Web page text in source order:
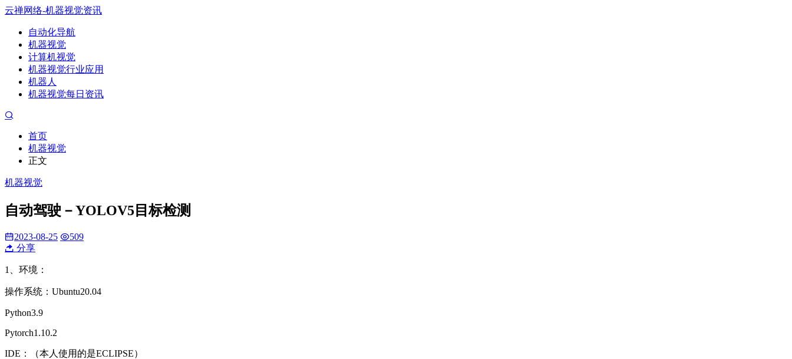
云禅网络-机器视觉资讯
自动化导航
机器视觉
计算机视觉
机器视觉行业应用
机器人
机器视觉每日资讯
首页
机器视觉
正文
机器视觉
自动驾驶－YOLOV5目标检测
2023-08-25
509
分享
1、环境：
操作系统：Ubuntu20.04
Python3.9
Pytorch1.10.2
IDE：（本人使用的是ECLIPSE）